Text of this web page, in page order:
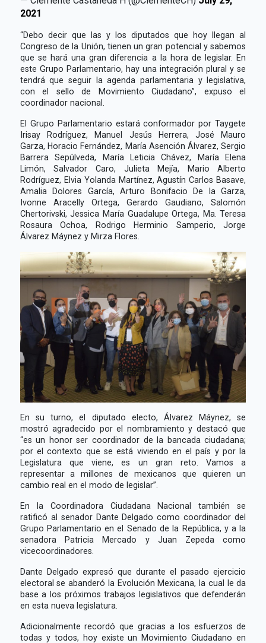
2021
“Debo decir que las y los diputados que hoy llegan al
Congreso de la Unión, tienen un gran potencial y sabemos
que se hará una gran diferencia a la hora de legislar. En
este Grupo Parlamentario, hay una integración plural y se
tendrá que seguir la agenda parlamentaria y legislativa,
con el sello de Movimiento Ciudadano”, expuso el
coordinador nacional.
El Grupo Parlamentario estará conformador por Taygete
Irisay Rodríguez, Manuel Jesús Herrera, José Mauro
Garza, Horacio Fernández, María Asención Álvarez, Sergio
Barrera Sepúlveda, María Leticia Chávez, María Elena
Limón, Salvador Caro, Julieta Mejía, Mario Alberto
Rodríguez, Elvia Yolanda Martínez, Agustín Carlos Basave,
Amalia Dolores García, Arturo Bonifacio De la Garza,
Ivonne Aracelly Ortega, Gerardo Gaudiano, Salomón
Chertorivski, Jessica María Guadalupe Ortega, Ma. Teresa
Rosaura Ochoa, Rodrigo Herminio Samperio, Jorge
Álvarez Máynez y Mirza Flores.
En su turno, el diputado electo, Álvarez Máynez, se
mostró agradecido por el nombramiento y destacó que
“es un honor ser coordinador de la bancada ciudadana;
por el contexto que se está viviendo en el país y por la
Legislatura que viene, es un gran reto. Vamos a
representar a millones de mexicanos que quieren un
cambio real en el modo de legislar”.
En la Coordinadora Ciudadana Nacional también se
ratificó al senador Dante Delgado como coordinador del
Grupo Parlamentario en el Senado de la República, y a la
senadora Patricia Mercado y Juan Zepeda como
vicecoordinadores.
Dante Delgado expresó que durante el pasado ejercicio
electoral se abanderó la Evolución Mexicana, la cual le da
base a los próximos trabajos legislativos que defenderán
en esta nueva legislatura.
Adicionalmente recordó que gracias a los esfuerzos de
todas y todos, hoy existe un Movimiento Ciudadano en